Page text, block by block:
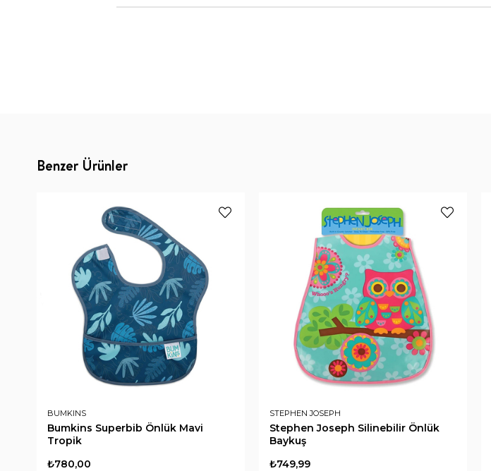
Benzer Ürünler
BUMKINS
Bumkins Superbib Önlük Mavi
Tropik
₺780,00
STEPHEN JOSEPH
Stephen Joseph Silinebilir Önlük
Baykuş
₺749,99